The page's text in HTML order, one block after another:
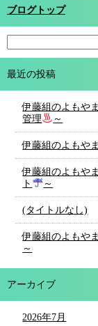
ブログトップ
最近の投稿
伊藤組のよもや
管理
～
伊藤組のよもや
伊藤組のよもや
ト
～
(タイトルなし)
伊藤組のよもや
～
アーカイブ
2026年7月